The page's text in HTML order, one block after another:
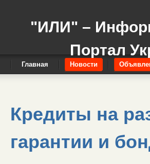
"ИЛИ" –
Портал
Главная Новости
Кредиты на
гарантии и